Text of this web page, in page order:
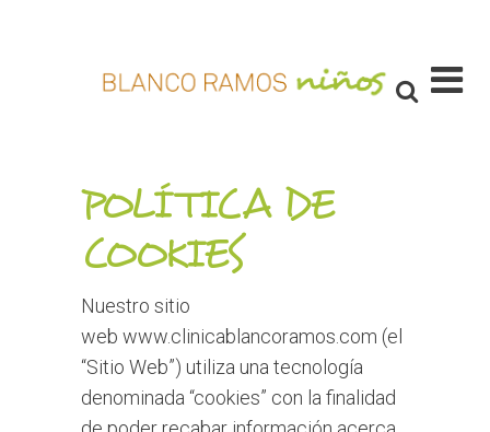
POLÍTICA DE
COOKIES
Nuestro sitio
web www.clinicablancoramos.com (el
“Sitio Web”) utiliza una tecnología
denominada “cookies” con la finalidad